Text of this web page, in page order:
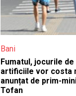
Bani
Fumatul, jocurile
artificiile vor costa
anunțat de prim-
Tofan